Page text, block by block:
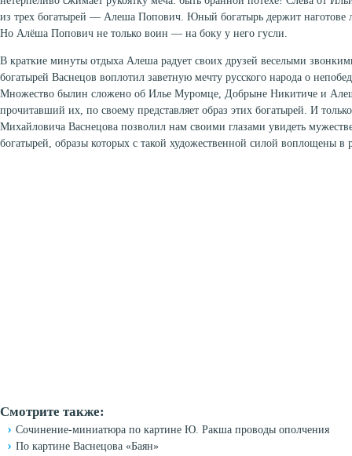
из трех богатырей — Алеша Попович. Юный богатырь держит наготове
Но Алёша Попович не только воин — на боку у него гусли.
В краткие минуты отдыха Алеша радует своих друзей веселыми
богатырей Васнецов воплотил заветную мечту русского народа о
Множество былин сложено об Илье Муромце, Добрыне Никитиче и
прочитавший их, по своему представляет образ этих богатырей. И
Михайловича Васнецова позволил нам своими глазами увидеть
богатырей, образы которых с такой художественной силой воплощены в
Смотрите также:
Сочинение-миниатюра по картине Ю. Ракша проводы ополчения
По картине Васнецова «Баян»